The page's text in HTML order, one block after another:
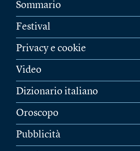
Sommario
Festival
Privacy e cookie
Video
Dizionario italiano
Oroscopo
Pubblicità